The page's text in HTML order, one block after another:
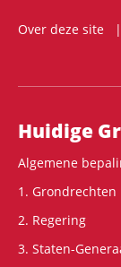
Over deze site
Huidige
Algemene
1. Grondrechten
2. Regering
3. Staten-